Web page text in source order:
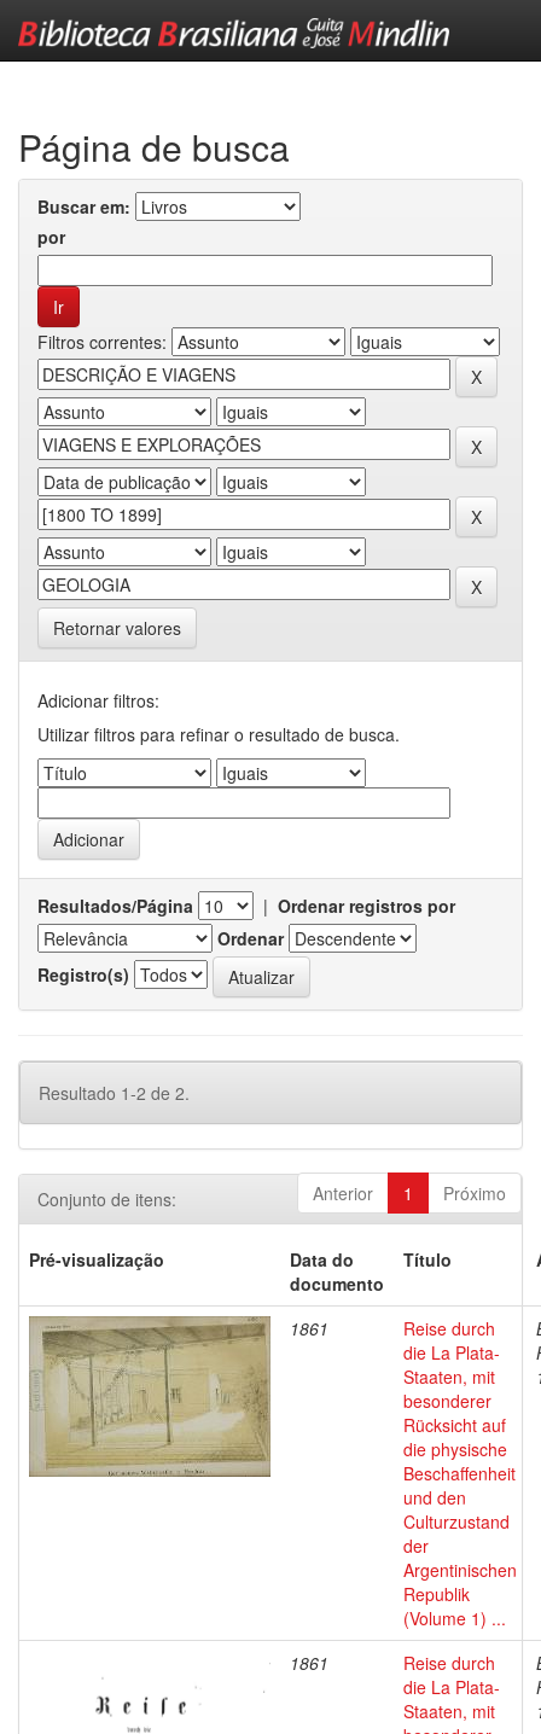
Página de busca
Buscar em:
por
Filtros correntes:
Retornar valores
Adicionar filtros:
Utilizar filtros para refinar o resultado de busca.
Resultados/Página | Ordenar registros por
Ordenar
Registro(s)
Resultado 1-2 de 2.
Anterior 1 Próximo
Conjunto de itens:
Pré-visualização
Data do
documento
Título
1861
Reise durch
die La Plata-
Staaten, mit
besonderer
Rücksicht auf
die physische
Beschaffenheit
und den
Culturzustand
der
Argentinischen
Republik
(Volume 1) ...
1861
Reise durch
die La Plata-
Staaten, mit